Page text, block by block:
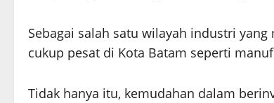
Sebagai salah satu wilayah industri
cukup pesat di Kota Batam seperti
Tidak hanya itu, kemudahan dalam